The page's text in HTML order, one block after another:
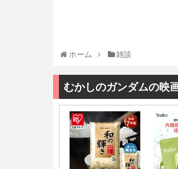
ホーム 雑談
むかしのガンダムの映